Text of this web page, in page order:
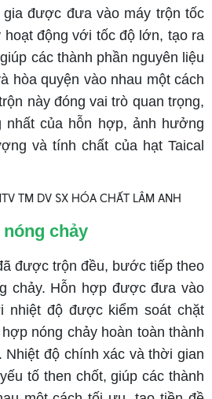
được đưa vào máy trộn tốc
hoạt động với tốc độ lớn, tạo ra
các thành phần nguyên liệu
hòa quyện vào nhau một cách
này đóng vai trò quan trọng,
nhất của hỗn hợp, ảnh hưởng
và tính chất của hạt Taical
chảy
được trộn đều, bước tiếp theo
chảy. Hỗn hợp được đưa vào
nhiệt độ được kiểm soát chặt
nóng chảy hoàn toàn thành
Nhiệt độ chính xác và thời gian
tố then chốt, giúp các thành